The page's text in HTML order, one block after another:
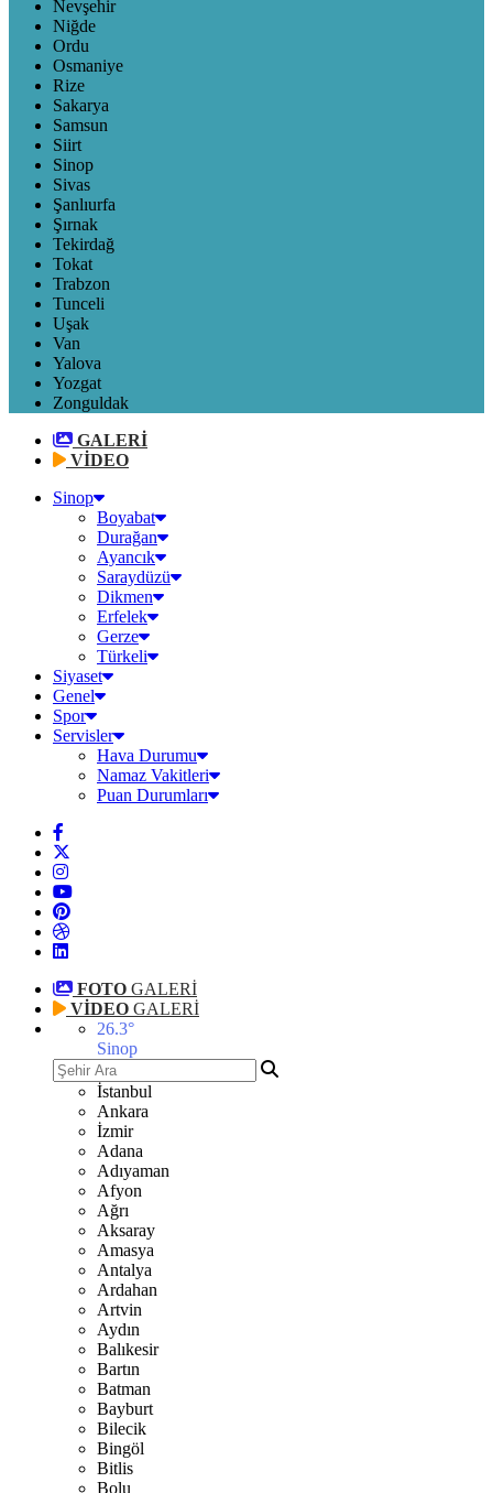
Nevşehir
Niğde
Ordu
Osmaniye
Rize
Sakarya
Samsun
Siirt
Sinop
Sivas
Şanlıurfa
Şırnak
Tekirdağ
Tokat
Trabzon
Tunceli
Uşak
Van
Yalova
Yozgat
Zonguldak
GALERİ
VİDEO
Sinop
Boyabat
Durağan
Ayancık
Saraydüzü
Dikmen
Erfelek
Gerze
Türkeli
Siyaset
Genel
Spor
Servisler
Hava Durumu
Namaz Vakitleri
Puan Durumları
FOTO GALERİ
VİDEO GALERİ
26.3°
Sinop
İstanbul
Ankara
İzmir
Adana
Adıyaman
Afyon
Ağrı
Aksaray
Amasya
Antalya
Ardahan
Artvin
Aydın
Balıkesir
Bartın
Batman
Bayburt
Bilecik
Bingöl
Bitlis
Bolu